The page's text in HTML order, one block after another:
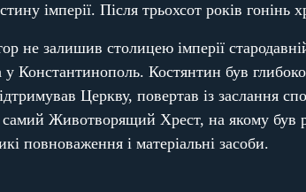
імперії. Після трьохсот років
не залишив столицею імперії
у Константинополь. Костянтин був
Церкву, повертав із
самий Животворящий Хрест, на якому
повноваження і матеріальні засоби.